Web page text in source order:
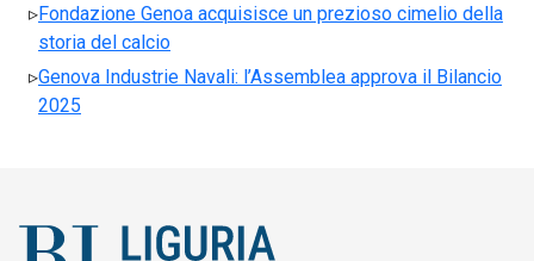
Fondazione Genoa acquisisce un prezioso cimelio della
storia del calcio
Genova Industrie Navali: l’Assemblea approva il Bilancio
2025